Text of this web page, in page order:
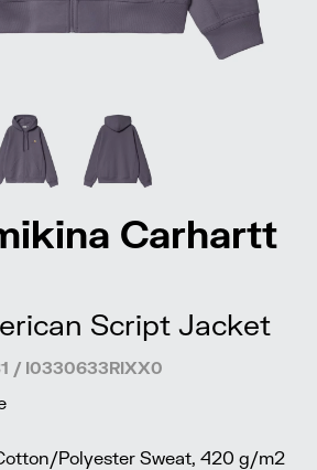
Carhartt
Script Jacket
/ I0330633RIXX0
Polyester Sweat, 420 g/m2